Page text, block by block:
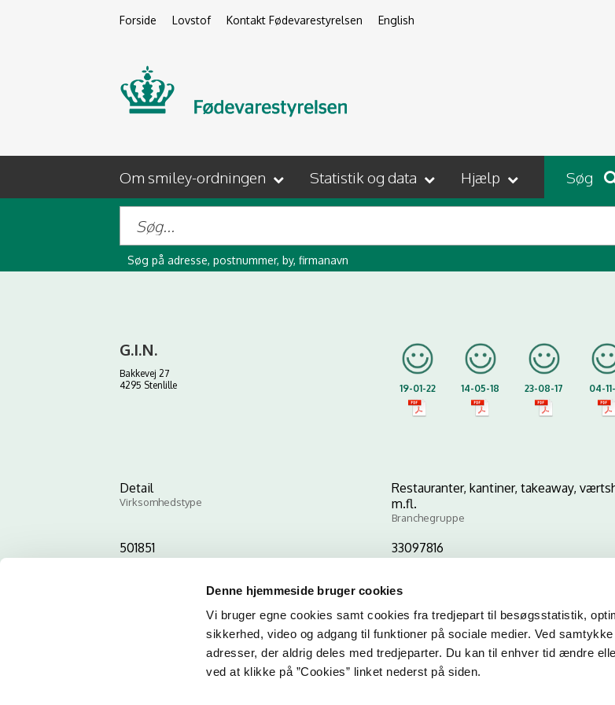
Denne hjemmeside bruger cookies
Vi bruger egne cookies samt cookies fra tredjepart til besøgsstatistik,
sikkerhed, video og adgang til funktioner på sociale medier. Ved
adresser, der aldrig deles med tredjeparter. Du kan til enhver tid ændre
ved at klikke på ”Cookies” linket nederst på siden.
Forside Lovstof Kontakt Fødevarestyrelsen English
Om smiley-ordningen Statistik og data Hjælp Søg
Søg på adresse, postnummer, by, firmanavn
G.I.N.
Bakkevej 27
4295 Stenlille
19-01-22 14-05-18 23-08-17 04-
Detail
Virksomhedstype
Restauranter, kantiner, takeaway,
m.fl.
Branchegruppe
501851
ID-nummer
33097816
CVR-nr
Kopier link til at indsætte på virksomhedens